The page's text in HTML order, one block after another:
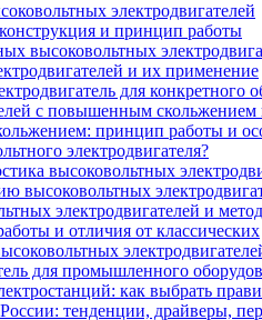
электродвигателей
и принцип работы
высоковольтных
и их применение
для конкретного
с повышенным
принцип работы и
электродвигателя?
высоковольтных
высоковольтных
электродвигателей и
и отличия от классических
для промышленного
как выбрать
тенденции, драйверы,